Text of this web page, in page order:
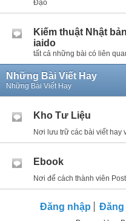
Đạo
Kiếm thuật Nhật
iaido
tất cả những bài có liên
Những Bài Viết Hay
Những Bài Viết Hay
Kho Tư Liệu
Nơi lưu trữ các bài viết hay
Ebook
Nơi để cách thành viên
Đăng nhập Đăng